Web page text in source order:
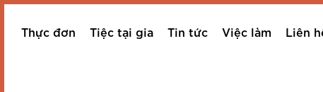
Thực đơn Tiệc tại gia Tin tức Việc làm Liên